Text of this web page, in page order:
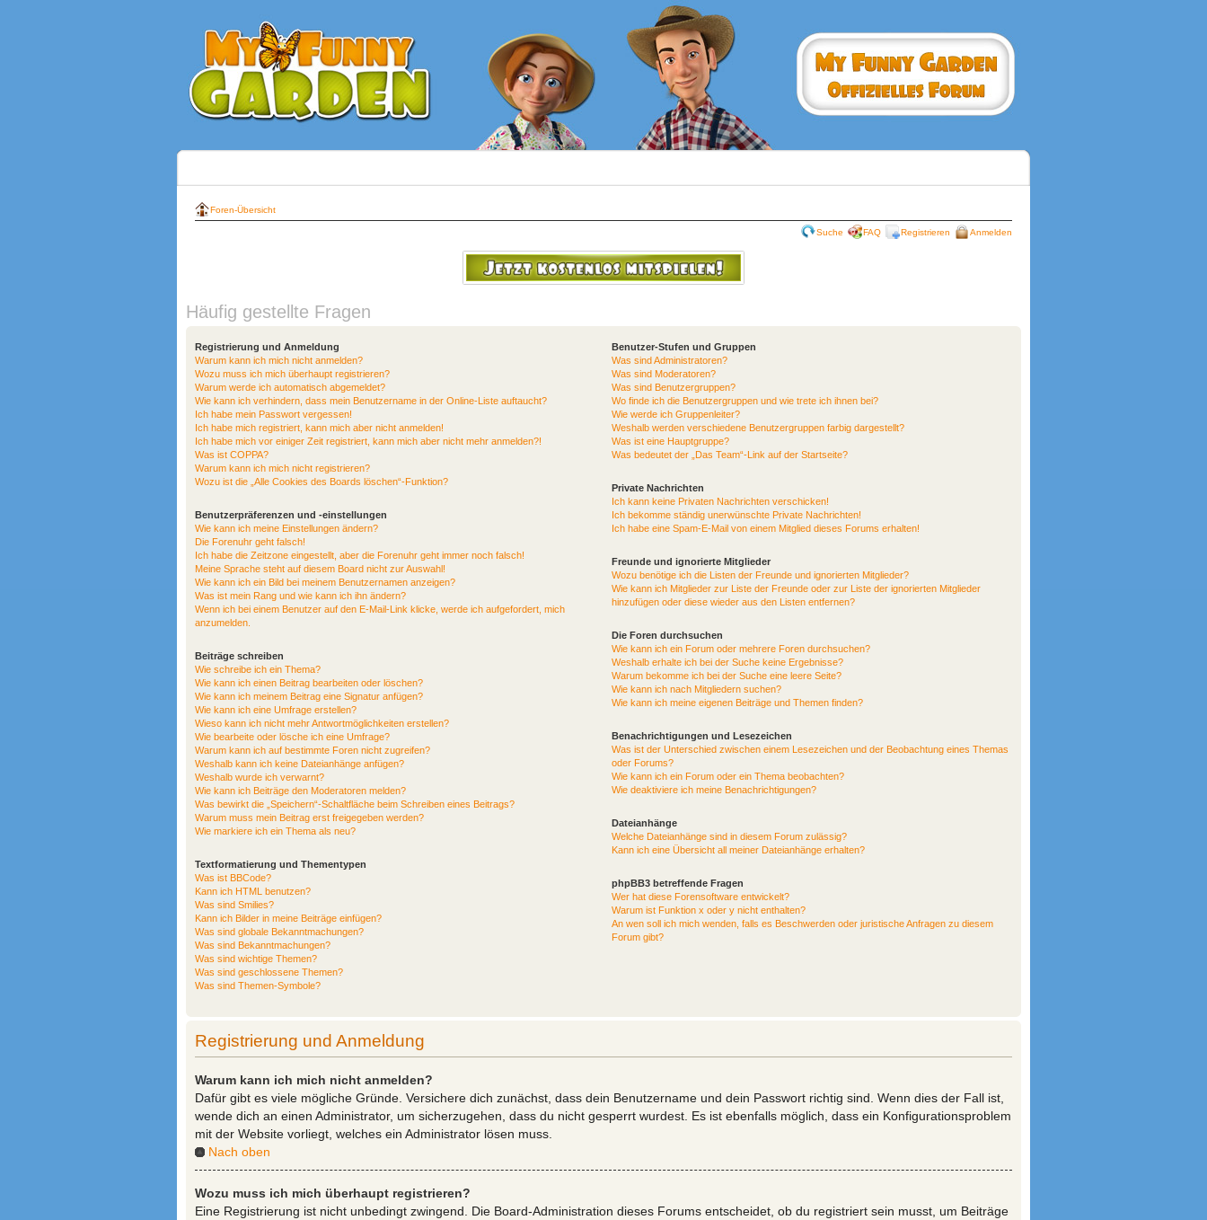
Foren-Übersicht
Suche FAQ Registrieren Anmelden
Häufig gestellte Fragen
Registrierung und Anmeldung
Warum kann ich mich nicht anmelden?
Wozu muss ich mich überhaupt registrieren?
Warum werde ich automatisch abgemeldet?
Wie kann ich verhindern, dass mein Benutzername in der Online-Liste auftaucht?
Ich habe mein Passwort vergessen!
Ich habe mich registriert, kann mich aber nicht anmelden!
Ich habe mich vor einiger Zeit registriert, kann mich aber nicht mehr anmelden?!
Was ist COPPA?
Warum kann ich mich nicht registrieren?
Wozu ist die „Alle Cookies des Boards löschen“-Funktion?
Benutzerpräferenzen und -einstellungen
Wie kann ich meine Einstellungen ändern?
Die Forenuhr geht falsch!
Ich habe die Zeitzone eingestellt, aber die Forenuhr geht immer noch falsch!
Meine Sprache steht auf diesem Board nicht zur Auswahl!
Wie kann ich ein Bild bei meinem Benutzernamen anzeigen?
Was ist mein Rang und wie kann ich ihn ändern?
Wenn ich bei einem Benutzer auf den E-Mail-Link klicke, werde ich aufgefordert, mich
anzumelden.
Beiträge schreiben
Wie schreibe ich ein Thema?
Wie kann ich einen Beitrag bearbeiten oder löschen?
Wie kann ich meinem Beitrag eine Signatur anfügen?
Wie kann ich eine Umfrage erstellen?
Wieso kann ich nicht mehr Antwortmöglichkeiten erstellen?
Wie bearbeite oder lösche ich eine Umfrage?
Warum kann ich auf bestimmte Foren nicht zugreifen?
Weshalb kann ich keine Dateianhänge anfügen?
Weshalb wurde ich verwarnt?
Wie kann ich Beiträge den Moderatoren melden?
Was bewirkt die „Speichern“-Schaltfläche beim Schreiben eines Beitrags?
Warum muss mein Beitrag erst freigegeben werden?
Wie markiere ich ein Thema als neu?
Textformatierung und Thementypen
Was ist BBCode?
Kann ich HTML benutzen?
Was sind Smilies?
Kann ich Bilder in meine Beiträge einfügen?
Was sind globale Bekanntmachungen?
Was sind Bekanntmachungen?
Was sind wichtige Themen?
Was sind geschlossene Themen?
Was sind Themen-Symbole?
Benutzer-Stufen und Gruppen
Was sind Administratoren?
Was sind Moderatoren?
Was sind Benutzergruppen?
Wo finde ich die Benutzergruppen und wie trete ich ihnen bei?
Wie werde ich Gruppenleiter?
Weshalb werden verschiedene Benutzergruppen farbig dargestellt?
Was ist eine Hauptgruppe?
Was bedeutet der „Das Team“-Link auf der Startseite?
Private Nachrichten
Ich kann keine Privaten Nachrichten verschicken!
Ich bekomme ständig unerwünschte Private Nachrichten!
Ich habe eine Spam-E-Mail von einem Mitglied dieses Forums erhalten!
Freunde und ignorierte Mitglieder
Wozu benötige ich die Listen der Freunde und ignorierten Mitglieder?
Wie kann ich Mitglieder zur Liste der Freunde oder zur Liste der ignorierten Mitglieder
hinzufügen oder diese wieder aus den Listen entfernen?
Die Foren durchsuchen
Wie kann ich ein Forum oder mehrere Foren durchsuchen?
Weshalb erhalte ich bei der Suche keine Ergebnisse?
Warum bekomme ich bei der Suche eine leere Seite?
Wie kann ich nach Mitgliedern suchen?
Wie kann ich meine eigenen Beiträge und Themen finden?
Benachrichtigungen und Lesezeichen
Was ist der Unterschied zwischen einem Lesezeichen und der Beobachtung eines Themas
oder Forums?
Wie kann ich ein Forum oder ein Thema beobachten?
Wie deaktiviere ich meine Benachrichtigungen?
Dateianhänge
Welche Dateianhänge sind in diesem Forum zulässig?
Kann ich eine Übersicht all meiner Dateianhänge erhalten?
phpBB3 betreffende Fragen
Wer hat diese Forensoftware entwickelt?
Warum ist Funktion x oder y nicht enthalten?
An wen soll ich mich wenden, falls es Beschwerden oder juristische Anfragen zu diesem
Forum gibt?
Registrierung und Anmeldung
Warum kann ich mich nicht anmelden?
Dafür gibt es viele mögliche Gründe. Versichere dich zunächst, dass dein Benutzername und dein Passwort richtig sind. Wenn dies der Fall ist,
wende dich an einen Administrator, um sicherzugehen, dass du nicht gesperrt wurdest. Es ist ebenfalls möglich, dass ein Konfigurationsproblem
mit der Website vorliegt, welches ein Administrator lösen muss.
Nach oben
Wozu muss ich mich überhaupt registrieren?
Eine Registrierung ist nicht unbedingt zwingend. Die Board-Administration dieses Forums entscheidet, ob du registriert sein musst, um Beiträge